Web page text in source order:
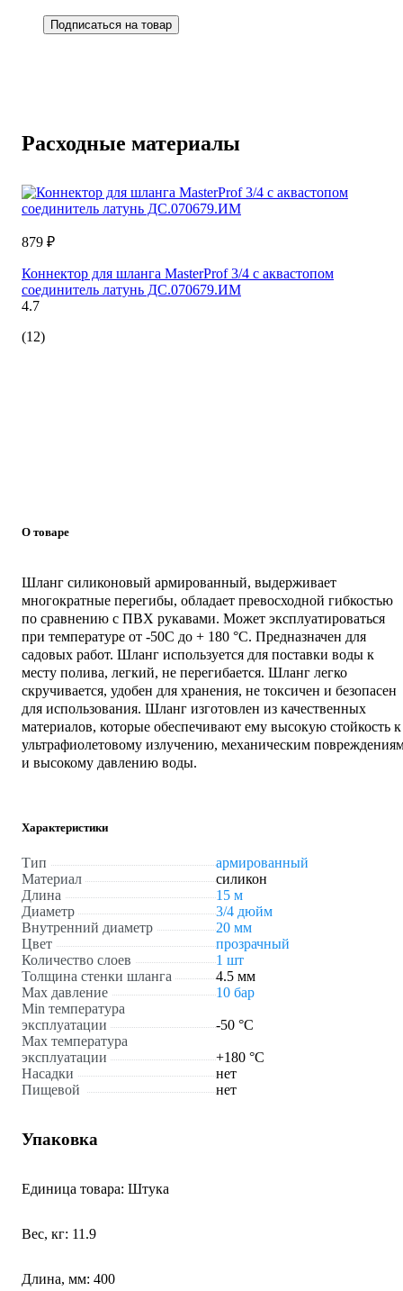
Подписаться на товар
Расходные материалы
879 ₽
Коннектор для шланга MasterProf 3/4 с аквастопом
соединитель латунь ДС.070679.ИМ
4.7
(12)
О товаре
Шланг силиконовый армированный, выдерживает
многократные перегибы, обладает превосходной гибкостью
по сравнению с ПВХ рукавами. Может эксплуатироваться
при температуре от -50С до + 180 °С. Предназначен для
садовых работ. Шланг используется для поставки воды к
месту полива, легкий, не перегибается. Шланг легко
скручивается, удобен для хранения, не токсичен и безопасен
для использования. Шланг изготовлен из качественных
материалов, которые обеспечивают ему высокую стойкость к
ультрафиолетовому излучению, механическим
и высокому давлению воды.
Характеристики
Тип
армированный
Материал
силикон
Длина
15 м
Диаметр
3/4 дюйм
Внутренний диаметр
20 мм
Цвет
прозрачный
Количество слоев
1 шт
Толщина стенки шланга
4.5 мм
Max давление
10 бар
Min температура
эксплуатации
-50 °С
Мах температура
эксплуатации
+180 °С
Насадки
нет
Пищевой
нет
Упаковка
Единица товара: Штука
Вес, кг: 11.9
Длина, мм: 400